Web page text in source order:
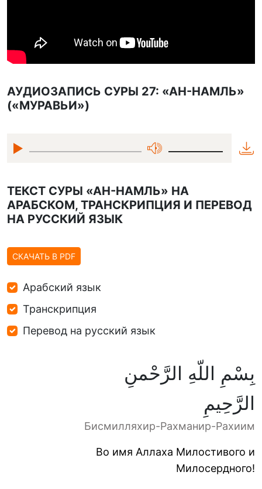
АУДИОЗАПИСЬ СУРЫ 27: «АН-НАМЛЬ»
(«МУРАВЬИ»)
ТЕКСТ СУРЫ «АН-НАМЛЬ» НА
АРАБСКОМ, ТРАНСКРИПЦИЯ И ПЕРЕВОД
НА РУССКИЙ ЯЗЫК
СКАЧАТЬ В PDF
Арабский язык
Транскрипция
Перевод на русский язык
بِسْمِ اللّهِ الرَّحْمنِ
الرَّحِيمِ
Бисмилляхир-Рахманир-Рахиим
Во имя Аллаха Милостивого и
Милосердного!